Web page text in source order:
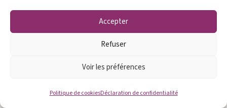
Accepter
Refuser
Voir les préférences
Politique de cookiesDéclaration de confidentialité
t
q
Copyright © 2026 - Danielle Marcotte